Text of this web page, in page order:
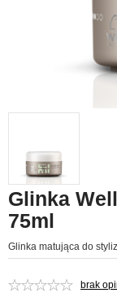
Glinka
75ml
Glinka matująca do
brak